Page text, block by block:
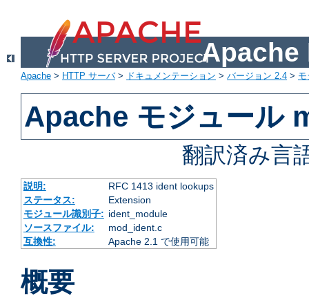
Apache
Apache > HTTP サーバ> ドキュメンテーション > バージョン 2.4 >
Apache モジュール
翻訳済み言
説明:
RFC 1413 ident lookups
ステータス:
Extension
モジュール識別子: ident_module
ソースファイル:
mod_ident.c
互換性:
Apache 2.1 で使用可能
概要